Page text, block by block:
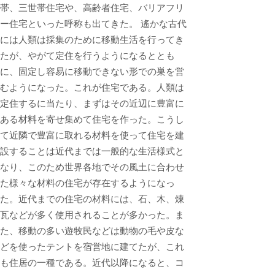
帯、三世帯住宅や、高齢者住宅、バリアフリ
ー住宅といった呼称も出てきた。 遙かな古代
には人類は採集のために移動生活を行ってき
たが、やがて定住を行うようになるととも
に、固定し容易に移動できない形での巣を営
むようになった。これが住宅である。人類は
定住するに当たり、まずはその近辺に豊富に
ある材料を寄せ集めて住宅を作った。こうし
て近隣で豊富に取れる材料を使って住宅を建
設することは近代までは一般的な生活様式と
なり、このため世界各地でその風土に合わせ
た様々な材料の住宅が存在するようになっ
た。近代までの住宅の材料には、石、木、煉
瓦などが多く使用されることが多かった。ま
た、移動の多い遊牧民などは動物の毛や皮な
どを使ったテントを宿営地に建てたが、これ
も住居の一種である。近代以降になると、コ